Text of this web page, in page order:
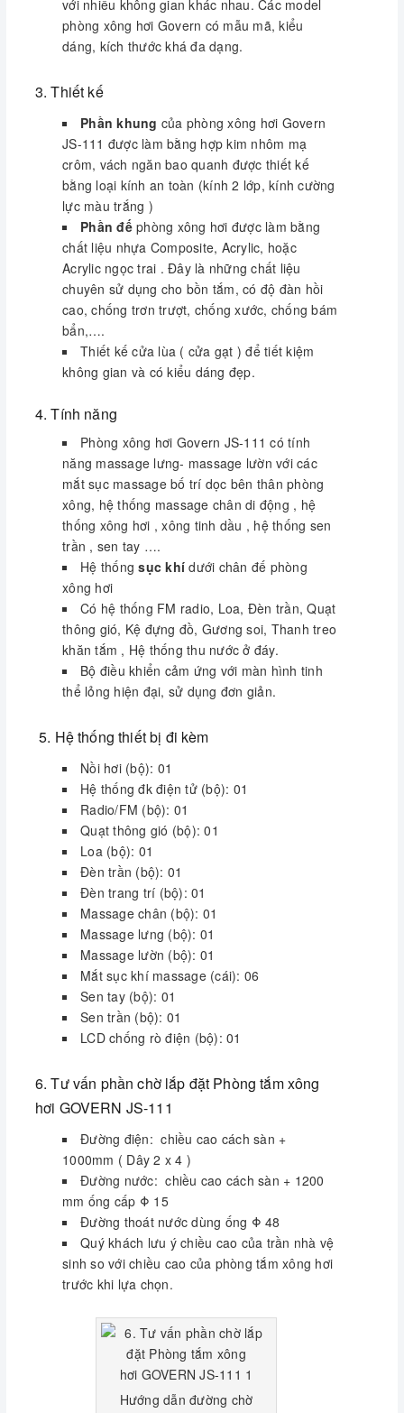
xông hơi
Có hệ thống FM radio, Loa, Đèn trần, Quạt
thông gió, Kệ đựng đồ, Gương soi, Thanh treo
Bộ điều khiển cảm ứng với màn hình tinh
thể lỏng hiện đại, sử dụng đơn giản.
Hệ thống thiết bị đi kèm
Nồi hơi (bộ): 01
Hệ thống đk điện tử (bộ): 01
Radio/FM (bộ): 01
Quạt thông gió (bộ): 01
Loa (bộ): 01
Đèn trần (bộ): 01
Đèn trang trí (bộ): 01
Massage chân (bộ): 01
Massage lưng (bộ): 01
Massage lườn (bộ): 01
Mắt sục khí massage (cái): 06
Sen tay (bộ): 01
Sen trần (bộ): 01
LCD chống rò điện (bộ): 01
6. Tư vấn phần chờ lắp đặt Phòng tắm xông
hơi GOVERN JS-111
Đường điện: chiều cao cách sàn +
1000mm ( Dây 2 x 4 )
Đường nước: chiều cao cách sàn + 1200
mm ống cấp Φ 15
Đường thoát nước dùng ống Φ 48
Quý khách lưu ý chiều cao của trần nhà vệ
sinh so với chiều cao của phòng tắm xông hơi
Hướng dẫn đường chờ
phòng xông hơi
7. Bản vẽ lắp đặt
Bản vẽ kỹ thuật lắp đặt Phòng xông hơi Govern
JS-111
8. Hình ảnh
9. Chế độ bảo hành
hành, bảo trì của Nhà sản
xuấtGOVERN tạiViệt Nam .
Thiết bị điện, điện tử, phụ kiện : Bảo
hành02 năm
Các thiết bị khác : Bảo hành 05năm
Các sản phẩm chính hãng :Bảo trì vĩnh
viễn
10. Tác dụng của phòng xông hơi ướt
Đào thải độc tố: Xông hơi ướt là một cách
tốt để đào thải độc tố ra khỏi cơ thể bạn. Khi
cơ thể nóng lên từ trong phòng xông, lưu
thông tuần hoàn máu tăng cao, giúp thúc đẩy
với nhiều không gian khác nhau. Các model
phòng xông hơi Govern có mẫu mã, kiểu
dáng, kích thước khá đa dạng.
3. Thiết kế
Phần khung của phòng xông hơi Govern
JS-111 được làm bằng hợp kim nhôm mạ
crôm, vách ngăn bao quanh được thiết kế
bằng loại kính an toàn (kính 2 lớp, kính cường
lực màu trắng )
Phần đếphòng xông hơi được làm bằng
chất liệu nhựa Composite, Acrylic, hoặc
Acrylic ngọc trai . Đây là những chất liệu
chuyên sử dụng cho bồn tắm, có độ đàn hồi
cao, chống trơn trượt, chống xước, chống bám
bẩn,….
Thiết kế cửa lùa ( cửa gạt ) để tiết kiệm
không gian và có kiểu dáng đẹp.
4. Tính năng
Phòng xông hơi Govern JS-111 có tính
năng massage lưng- massage lườn với các
mắt sục massage bố trí dọc bên thân phòng
xông, hệ thống massage chân di động , hệ
thống xông hơi , xông tinh dầu , hệ thống sen
trần , sen tay ….
Hệ thốngsục khídưới chân đế phòng
xông hơi
Có hệ thống FM radio, Loa, Đèn trần, Quạt
thông gió, Kệ đựng đồ, Gương soi, Thanh treo
khăn tắm , Hệ thống thu nước ở đáy.
Bộ điều khiển cảm ứng với màn hình tinh
thể lỏng hiện đại, sử dụng đơn giản.
5. Hệ thống thiết bị đi kèm
Nồi hơi (bộ): 01
Hệ thống đk điện tử (bộ): 01
Radio/FM (bộ): 01
Quạt thông gió (bộ): 01
Loa (bộ): 01
Đèn trần (bộ): 01
Đèn trang trí (bộ): 01
Massage chân (bộ): 01
Massage lưng (bộ): 01
Massage lườn (bộ): 01
Mắt sục khí massage (cái): 06
Sen tay (bộ): 01
Sen trần (bộ): 01
LCD chống rò điện (bộ): 01
6. Tư vấn phần chờ lắp đặt Phòng tắm xông
hơi GOVERN JS-111
Đường điện: chiều cao cách sàn +
1000mm ( Dây 2 x 4 )
Đường nước: chiều cao cách sàn + 1200
mm ống cấp Φ 15
Đường thoát nước dùng ống Φ 48
Quý khách lưu ý chiều cao của trần nhà vệ
sinh so với chiều cao của phòng tắm xông hơi
trước khi lựa chọn.
Hướng dẫn đường chờ